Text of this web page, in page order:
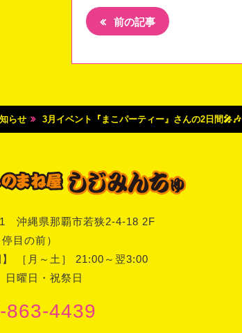
前の記事
らせ 3月イベント『まこパーティー』さんの2日間🎤🎶
沖縄県那覇市若狭2-4-18 2F
目の前）
】 ［月～土］ 21:00～翌3:00
日曜日・祝祭日
863-4439